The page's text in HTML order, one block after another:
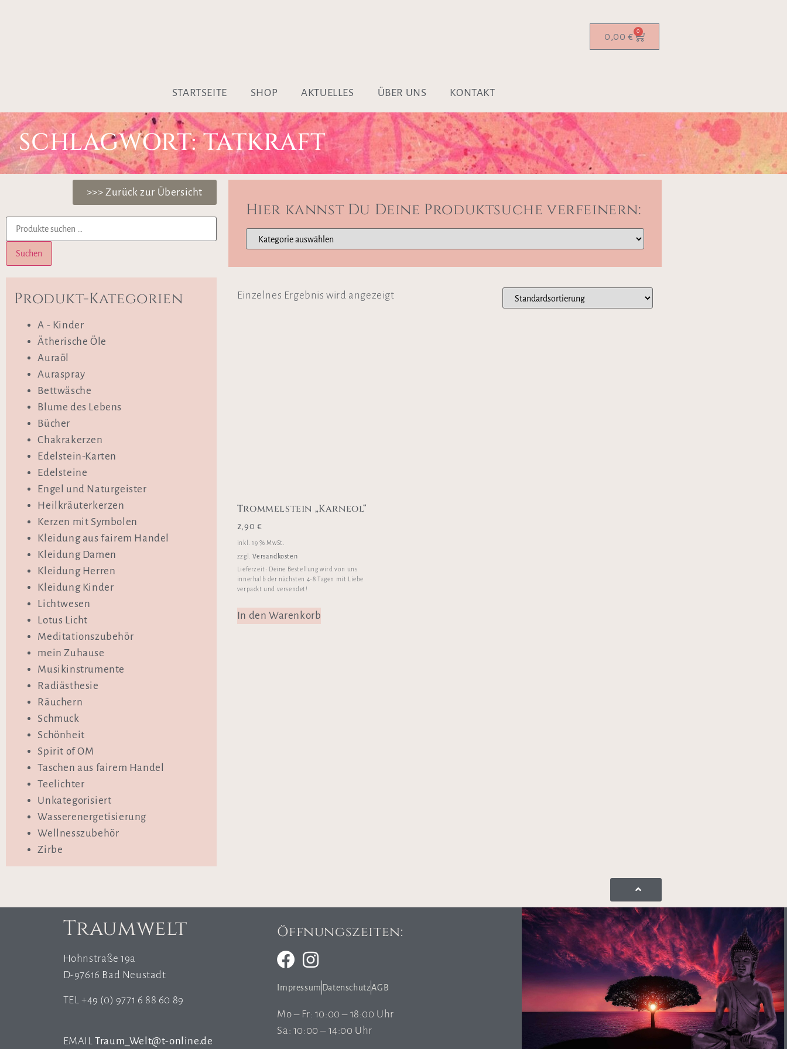
0,00 € 0
STARTSEITE SHOP AKTUELLES ÜBER UNS KONTAKT
SCHLAGWORT: TATKRAFT
>>> Zurück zur Übersicht
Suchen
Produkt-Kategorien
A - Kinder
Ätherische Öle
Auraöl
Auraspray
Bettwäsche
Blume des Lebens
Bücher
Chakrakerzen
Edelstein-Karten
Edelsteine
Engel und Naturgeister
Heilkräuterkerzen
Kerzen mit Symbolen
Kleidung aus fairem Handel
Kleidung Damen
Kleidung Herren
Kleidung Kinder
Lichtwesen
Lotus Licht
Meditationszubehör
mein Zuhause
Musikinstrumente
Radiästhesie
Räuchern
Schmuck
Schönheit
Spirit of OM
Taschen aus fairem Handel
Teelichter
Unkategorisiert
Wasserenergetisierung
Wellnesszubehör
Zirbe
Hier kannst Du Deine Produktsuche verfeinern:
Einzelnes Ergebnis wird angezeigt
Trommelstein „Karneol“
2,90 €
inkl. 19 % MwSt.
zzgl.Versandkosten
Lieferzeit: Deine Bestellung wird von uns
innerhalb der nächsten 4-8 Tagen mit Liebe
verpackt und versendet!
In den Warenkorb
Traumwelt
Hohnstraße 19a
D-97616 Bad Neustadt
TEL +49 (0) 9771 6 88 60 89
EMAILTraum_Welt@t-online.de
Öffnungszeiten:
Impressum DatenschutzAGB
Mo – Fr: 10:00 – 18:00 Uhr
Sa: 10:00 – 14:00 Uhr